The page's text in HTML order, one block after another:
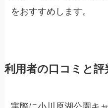
をおすすめします。
利用者の口コミと評
実際に小川原湖公園キ